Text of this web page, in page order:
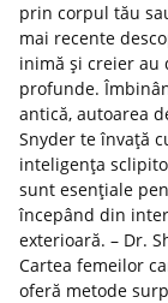
prin corpul tău
mai recente
inimă şi creier au
profunde.
antică, autoarea
Snyder te învaţă
inteligența
sunt esențiale
începând din
exterioară. – Dr.
Cartea femeilor
oferă metode